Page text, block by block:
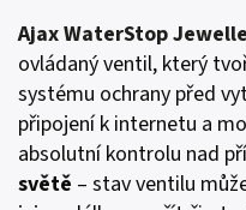
Ajax WaterStop
ovládaný ventil, který
systému ochrany před
připojení k internetu a
absolutní kontrolu nad
světě – stav ventilu